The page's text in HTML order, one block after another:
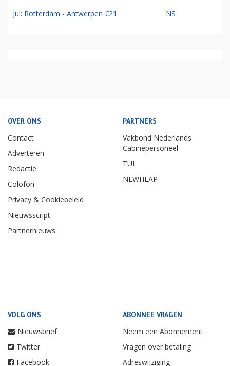
Jul: Rotterdam - Antwerpen €21 NS
OVER ONS
Contact
Adverteren
Redactie
Colofon
Privacy & Cookiebeleid
Nieuwsscript
Partnernieuws
PARTNERS
Vakbond Nederlands
Cabinepersoneel
TUI
NEWHEAP
VOLG ONS
Nieuwsbrief
Twitter
Facebook
ABONNEE VRAGEN
Neem een Abonnement
Vragen over betaling
Adreswijziging